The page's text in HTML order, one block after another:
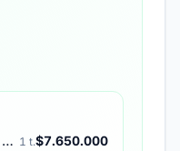
DIRECCION GENERAL DE PROMOCION DE EXPORTACIONES 1 t.$7.650.000